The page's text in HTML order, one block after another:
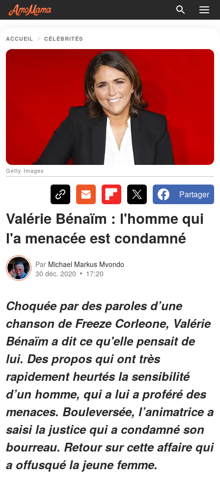
ACCUEIL CÉLÉBRITÉS
Getty Images
Partager
Valérie Bénaïm : l'homme qui
l'a menacée est condamné
Par Michael Markus Mvondo
30 déc. 2020
17:20
Choquée par des paroles d’une
chanson de Freeze Corleone, Valérie
Bénaïm a dit ce qu'elle pensait de
lui. Des propos qui ont très
rapidement heurtés la sensibilité
d’un homme, qui a lui a proféré des
menaces. Bouleversée, l’animatrice a
saisi la justice qui a condamné son
bourreau. Retour sur cette affaire qui
a offusqué la jeune femme.